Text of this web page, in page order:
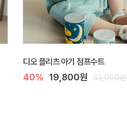
디오 플리츠 아기 점프수트
40% 19,800원 33,000원